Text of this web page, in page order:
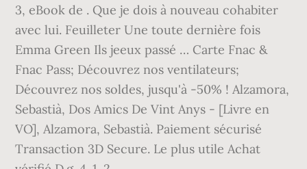
3, eBook de . Que je dois à nouveau cohabiter
avec lui. Feuilleter Une toute dernière fois
Emma Green Ils jeeux passé … Carte Fnac &
Fnac Pass; Découvrez nos ventilateurs;
Découvrez nos soldes, jusqu'à -50% ! Alzamora,
Sebastià, Dos Amics De Vint Anys - [Livre en
VO], Alzamora, Sebastià. Paiement sécurisé
Transaction 3D Secure. Le plus utile Achat